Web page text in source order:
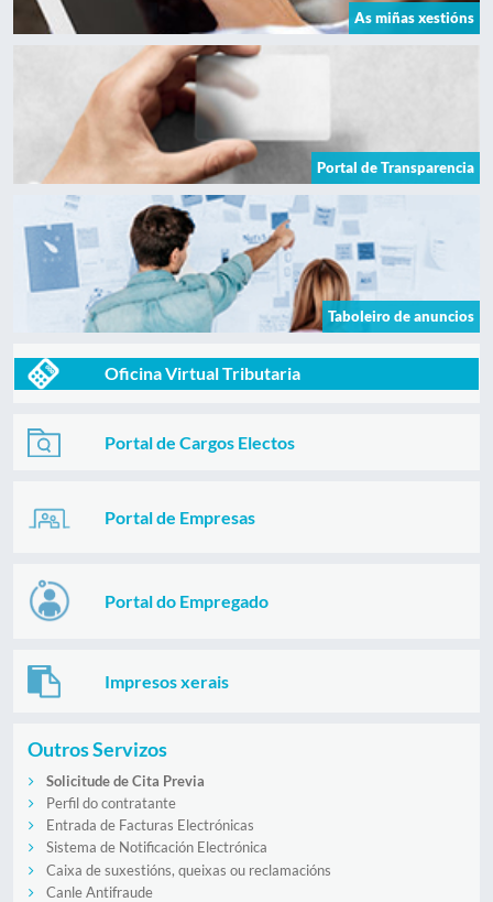
As miñas xestións
Portal de Transparencia
Taboleiro de anuncios
Oficina Virtual Tributaria
Portal de Cargos Electos
Portal de Empresas
Portal do Empregado
Impresos xerais
Outros Servizos
Solicitude de Cita Previa
Perfil do contratante
Entrada de Facturas Electrónicas
Sistema de Notificación Electrónica
Caixa de suxestións, queixas ou reclamacións
Canle Antifraude